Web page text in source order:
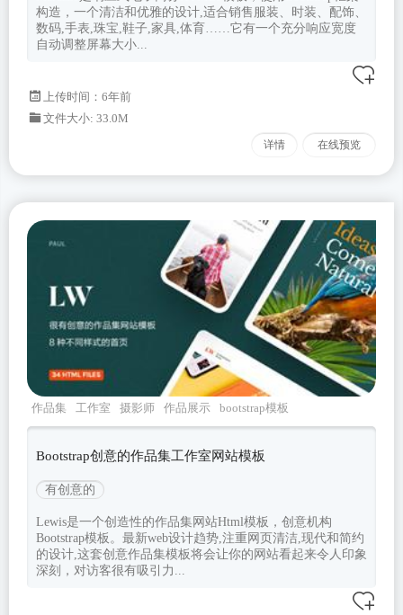
构造，一个清洁和优雅的设计,适合销售服装、时装、配饰、
数码,手表,珠宝,鞋子,家具,体育……它有一个充分响应宽度
自动调整屏幕大小...
上传时间：6年前
文件大小: 33.0M
详情 在线预览
作品集 工作室 摄影师 作品展示 bootstrap模板
Bootstrap创意的作品集工作室网站模板
有创意的
Lewis是一个创造性的作品集网站Html模板，创意机构
Bootstrap模板。最新web设计趋势,注重网页清洁,现代和简约
的设计,这套创意作品集模板将会让你的网站看起来令人印象
深刻，对访客很有吸引力...